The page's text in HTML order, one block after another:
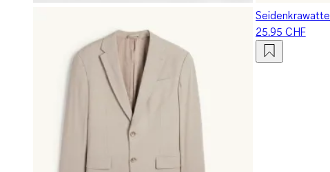
Seidenkrawatte
25.95 CHF